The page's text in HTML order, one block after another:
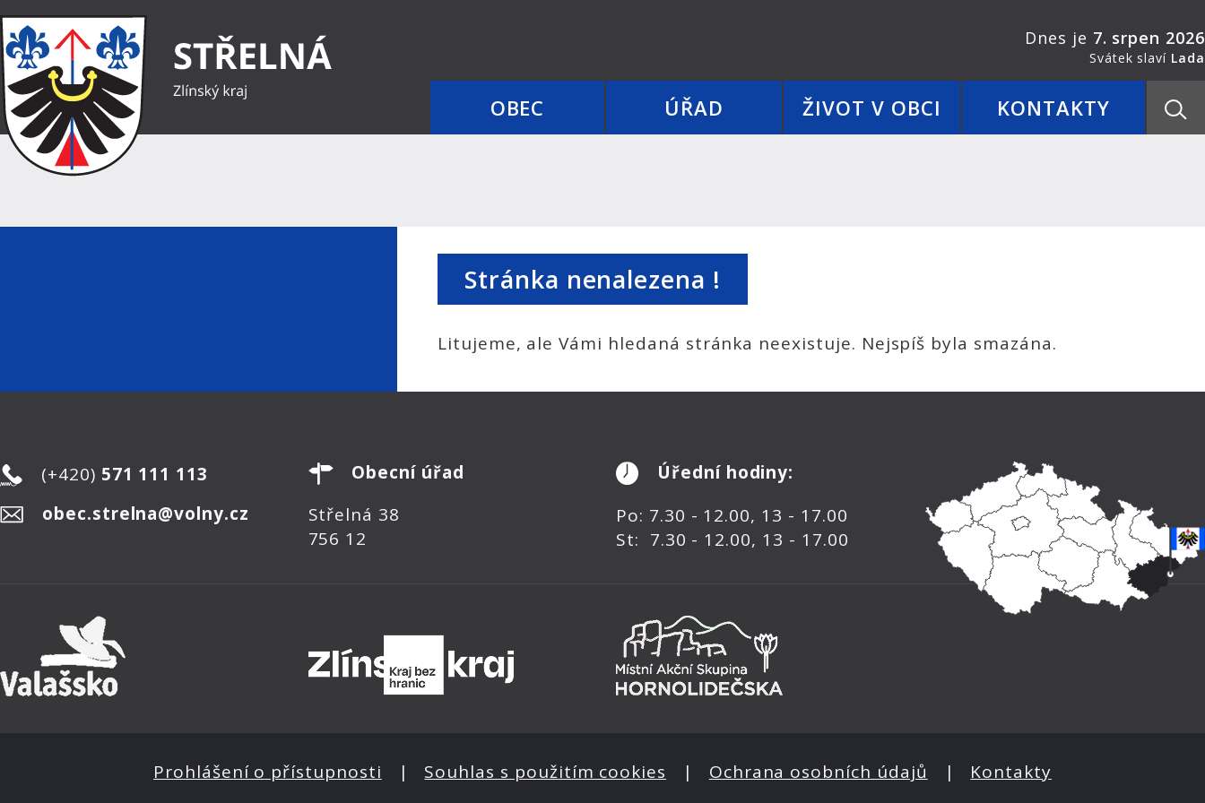
OBEC ÚŘAD ŽIVOT V OBCI KONTAKTY
Dnes je 7. srpen 2026
Svátek slaví Lada
Stránka nenalezena !
Litujeme, ale Vámi hledaná stránka neexistuje. Nejspíš byla smazána.
(+420) 571 111 113
obec.strelna@volny.cz
Obecní úřad
Střelná 38
756 12
Úřední hodiny:
Po: 7.30 - 12.00, 13 - 17.00
St: 7.30 - 12.00, 13 - 17.00
Prohlášení o přístupnosti | Souhlas s použitím cookies | Ochrana osobních údajů | Kontakty